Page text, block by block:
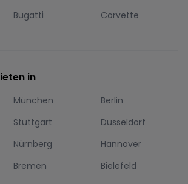
Bugatti Corvette
in
München
Berlin
Stuttgart
Düsseldorf
Nürnberg
Hannover
Bremen
Bielefeld